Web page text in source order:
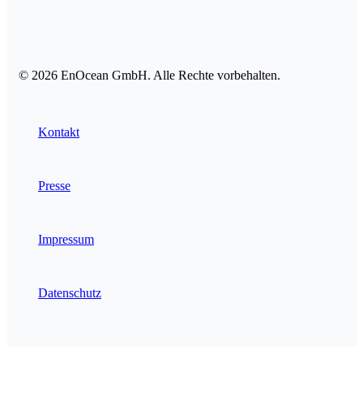
© 2026 EnOcean GmbH. Alle Rechte vorbehalten.
Kontakt
Presse
Impressum
Datenschutz